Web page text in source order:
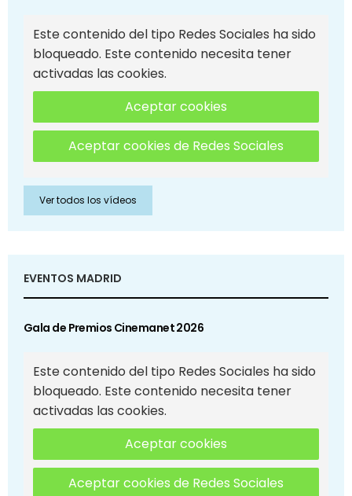
Este contenido del tipo Redes Sociales ha sido
bloqueado. Este contenido necesita tener
activadas las cookies.
Aceptar cookies
Aceptar cookies de Redes Sociales
Ver todos los vídeos
EVENTOS MADRID
Gala de Premios Cinemanet 2026
Este contenido del tipo Redes Sociales ha sido
bloqueado. Este contenido necesita tener
activadas las cookies.
Aceptar cookies
Aceptar cookies de Redes Sociales